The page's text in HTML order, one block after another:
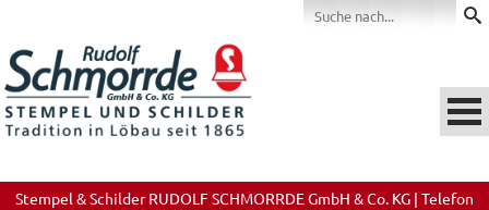
Stempel & Schilder RUDOLF SCHMORRDE GmbH & Co. KG | Telefon